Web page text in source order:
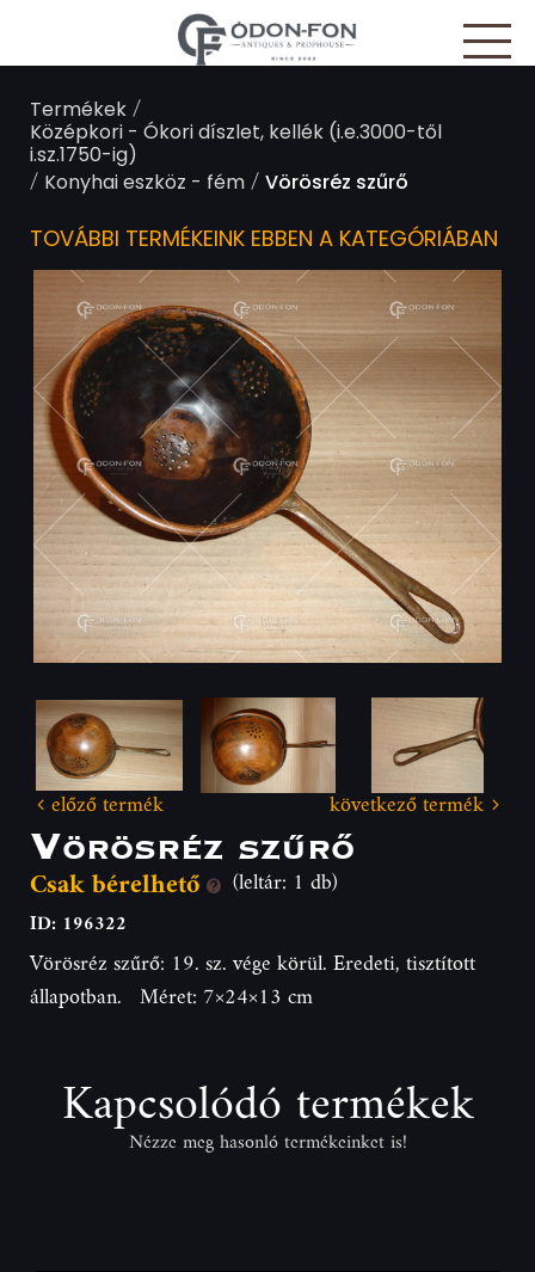
Termékek/
Középkori - Ókori díszlet, kellék (i.e.3000-től
i.sz.1750-ig)
/ Konyhai eszköz - fém/Vörösréz szűrő
TOVÁBBI TERMÉKEINK EBBEN A KATEGÓRIÁBAN
előző termék következő termék
Vörösréz szűrő
Csak bérelhető (leltár: 1 db)
ID: 196322
Vörösréz szűrő: 19. sz. vége körül. Eredeti, tisztított
állapotban. Méret: 7×24×13 cm
Kapcsolódó termékek
Nézze meg hasonló termékeinket is!